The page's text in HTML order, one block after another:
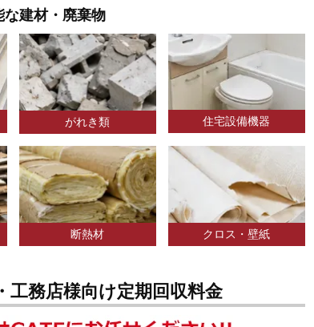
な建材・廃棄物
がれき類 住宅設備機器
断熱材 クロス・壁紙
務店様向け定期回収料金